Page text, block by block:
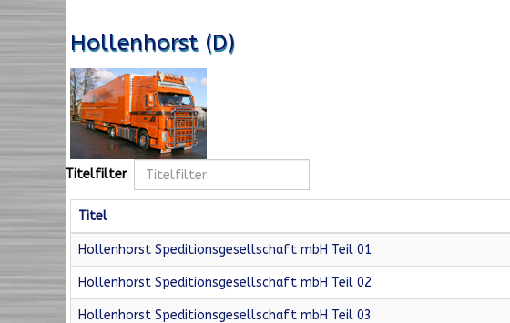
Hollenhorst (D)
Titelfilter
Titel
Hollenhorst Speditionsgesellschaft mbH Teil 01
Hollenhorst Speditionsgesellschaft mbH Teil 02
Hollenhorst Speditionsgesellschaft mbH Teil 03